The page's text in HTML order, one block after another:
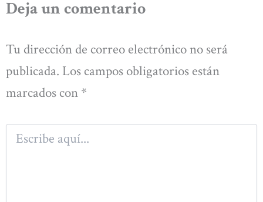
Deja un comentario
Tu dirección de correo electrónico no será
publicada. Los campos obligatorios están
marcados con *
Escribe
aquí...